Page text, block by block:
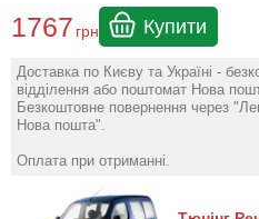
1767 грн Купити
Доставка по Києву та Україні -
відділення або поштомат Нова
Безкоштовне повернення через
Нова пошта".
Оплата при отриманні.